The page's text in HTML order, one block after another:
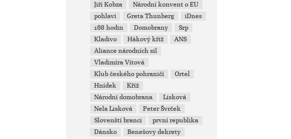
Jiří Kobza
Národní konvent o EU
pohlaví
Greta Thunberg
iDnes
168 hodin
Domobrany
Srp
Kladivo
Hákový kříž
ANS
Aliance národních sil
Vladimíra Vítová
Klub českého pohraničí
Ortel
Hnídek
Kříž
Národní domobrana
Lisková
Nela Lisková
Peter Švrček
Slovenští branci
první republika
Dánsko
Benešovy dekrety